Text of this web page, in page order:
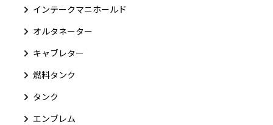
インテークマニホールド
オルタネーター
キャブレター
燃料タンク
タンク
エンブレム